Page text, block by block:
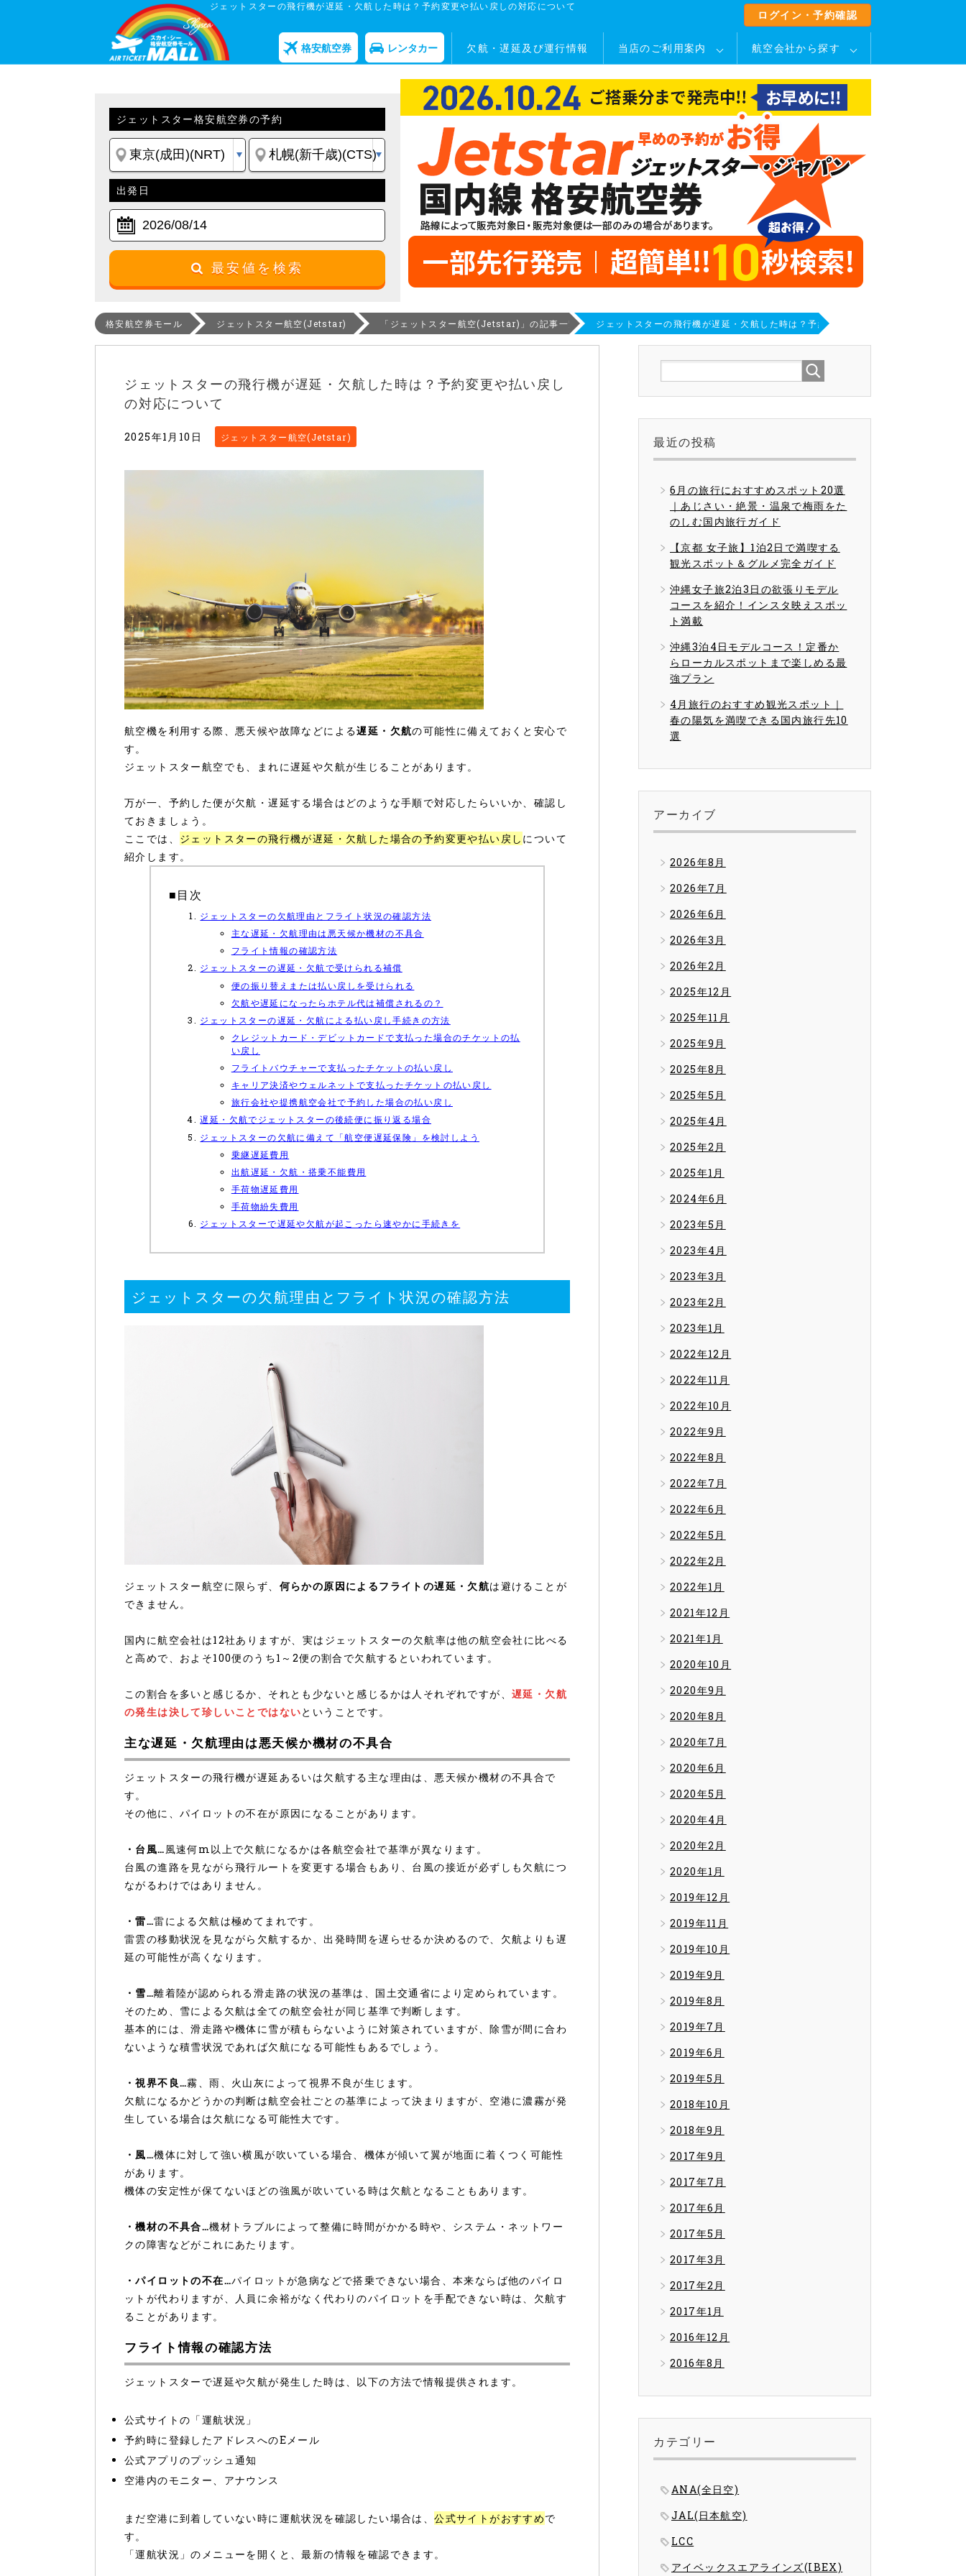
ジェットスターの飛行機が遅延・欠航した時は？予約変更や払い戻しの対応について
ログイン・予約確認
格安航空券 レンタカー 欠航・遅延及び運行情報 当店のご利用案内 航空会社から探す
ジェットスター格安航空券の予約
出発日
最安値を検索
格安航空券モール ジェットスター航空(Jetstar) 「ジェットスター航空(Jetstar)」の記事一覧 ジェットスターの飛行機が遅延・欠航した時は？予約変更や払い戻しの対応について
ジェットスターの飛行機が遅延・欠航した時は？予約変更や払い戻し
の対応について
2025年1月10日 ジェットスター航空(Jetstar)
航空機を利用する際、悪天候や故障などによる遅延・欠航の可能性に備えておくと安心で
す。
ジェットスター航空でも、まれに遅延や欠航が生じることがあります。
万が一、予約した便が欠航・遅延する場合はどのような手順で対応したらいいか、確認し
ておきましょう。
ここでは、 ジェットスターの飛行機が遅延・欠航した場合の予約変更や払い戻し について
紹介します。
■目次
ジェットスターの欠航理由とフライト状況の確認方法
主な遅延・欠航理由は悪天候か機材の不具合
フライト情報の確認方法
ジェットスターの遅延・欠航で受けられる補償
便の振り替えまたは払い戻しを受けられる
欠航や遅延になったらホテル代は補償されるの？
ジェットスターの遅延・欠航による払い戻し手続きの方法
クレジットカード・デビットカードで支払った場合のチケットの払
い戻し
フライトバウチャーで支払ったチケットの払い戻し
キャリア決済やウェルネットで支払ったチケットの払い戻し
旅行会社や提携航空会社で予約した場合の払い戻し
遅延・欠航でジェットスターの後続便に振り返る場合
ジェットスターの欠航に備えて「航空便遅延保険」を検討しよう
乗継遅延費用
出航遅延・欠航・搭乗不能費用
手荷物遅延費用
手荷物紛失費用
ジェットスターで遅延や欠航が起こったら速やかに手続きを
ジェットスターの欠航理由とフライト状況の確認方法
ジェットスター航空に限らず、 何らかの原因によるフライトの遅延・欠航は避けることが
できません。
国内に航空会社は12社ありますが、実はジェットスターの欠航率は他の航空会社に比べる
と高めで、およそ100便のうち1～2便の割合で欠航するといわれています。
この割合を多いと感じるか、それとも少ないと感じるかは人それぞれですが、 遅延・欠航
の発生は決して珍しいことではないということです。
主な遅延・欠航理由は悪天候か機材の不具合
ジェットスターの飛行機が遅延あるいは欠航する主な理由は、悪天候か機材の不具合で
す。
その他に、パイロットの不在が原因になることがあります。
・台風…風速何m以上で欠航になるかは各航空会社で基準が異なります。
台風の進路を見ながら飛行ルートを変更する場合もあり、台風の接近が必ずしも欠航につ
ながるわけではありません。
・雷…雷による欠航は極めてまれです。
雷雲の移動状況を見ながら欠航するか、出発時間を遅らせるか決めるので、欠航よりも遅
延の可能性が高くなります。
・雪…離着陸が認められる滑走路の状況の基準は、国土交通省により定められています。
そのため、雪による欠航は全ての航空会社が同じ基準で判断します。
基本的には、滑走路や機体に雪が積もらないように対策されていますが、除雪が間に合わ
ないような積雪状況であれば欠航になる可能性もあるでしょう。
・視界不良…霧、雨、火山灰によって視界不良が生じます。
欠航になるかどうかの判断は航空会社ごとの基準によって決まりますが、空港に濃霧が発
生している場合は欠航になる可能性大です。
・風…機体に対して強い横風が吹いている場合、機体が傾いて翼が地面に着くつく可能性
があります。
機体の安定性が保てないほどの強風が吹いている時は欠航となることもあります。
・機材の不具合…機材トラブルによって整備に時間がかかる時や、システム・ネットワー
クの障害などがこれにあたります。
・パイロットの不在…パイロットが急病などで搭乗できない場合、本来ならば他のパイロ
ットが代わりますが、人員に余裕がなく代わりのパイロットを手配できない時は、欠航す
ることがあります。
フライト情報の確認方法
ジェットスターで遅延や欠航が発生した時は、以下の方法で情報提供されます。
公式サイトの「運航状況」
予約時に登録したアドレスへのEメール
公式アプリのプッシュ通知
空港内のモニター、アナウンス
まだ空港に到着していない時に運航状況を確認したい場合は、公式サイトがおすすめで
す。
「運航状況」のメニューを開くと、最新の情報を確認できます。
最近の投稿
6月の旅行におすすめスポット20選
｜あじさい・絶景・温泉で梅雨をた
のしむ国内旅行ガイド
【京都 女子旅】1泊2日で満喫する
観光スポット＆グルメ完全ガイド
沖縄女子旅2泊3日の欲張りモデル
コースを紹介！インスタ映えスポッ
ト満載
沖縄3泊4日モデルコース！定番か
らローカルスポットまで楽しめる最
強プラン
4月旅行のおすすめ観光スポット｜
春の陽気を満喫できる国内旅行先10
選
アーカイブ
2026年8月
2026年7月
2026年6月
2026年3月
2026年2月
2025年12月
2025年11月
2025年9月
2025年8月
2025年5月
2025年4月
2025年2月
2025年1月
2024年6月
2023年5月
2023年4月
2023年3月
2023年2月
2023年1月
2022年12月
2022年11月
2022年10月
2022年9月
2022年8月
2022年7月
2022年6月
2022年5月
2022年2月
2022年1月
2021年12月
2021年1月
2020年10月
2020年9月
2020年8月
2020年7月
2020年6月
2020年5月
2020年4月
2020年2月
2020年1月
2019年12月
2019年11月
2019年10月
2019年9月
2019年8月
2019年7月
2019年6月
2019年5月
2018年10月
2018年9月
2017年9月
2017年7月
2017年6月
2017年5月
2017年3月
2017年2月
2017年1月
2016年12月
2016年8月
カテゴリー
ANA(全日空)
JAL(日本航空)
LCC
アイベックスエアラインズ(IBEX)